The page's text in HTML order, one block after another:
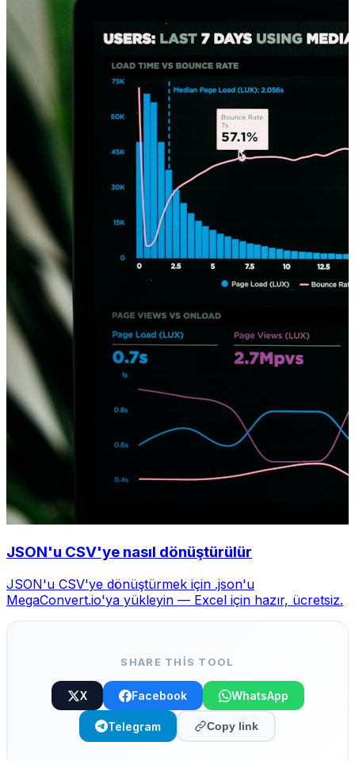
JSON'u CSV'ye nasıl dönüştürülür
JSON'u CSV'ye dönüştürmek için .json'u
MegaConvert.io'ya yükleyin — Excel için hazır, ücretsiz.
SHARE THIS TOOL
X Facebook WhatsApp
Telegram Copy link